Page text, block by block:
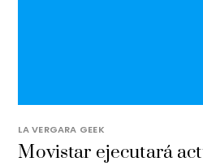
LA VERGARA GEEK
Movistar ejecutará